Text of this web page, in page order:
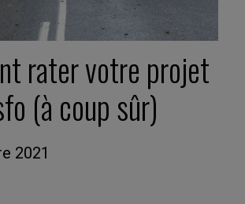
rater votre projet
(à coup sûr)
2021